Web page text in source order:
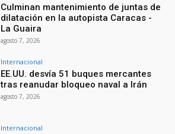
Culminan mantenimiento de juntas de
dilatación en la autopista Caracas -
La Guaira
agosto 7, 2026
Internacional
EE.UU. desvía 51 buques mercantes
tras reanudar bloqueo naval a Irán
agosto 7, 2026
Internacional